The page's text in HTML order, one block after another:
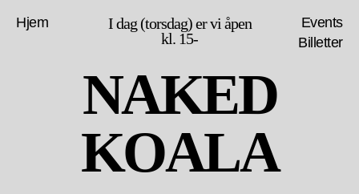
Hjem
I dag (torsdag) er vi åpen
kl. 15-
Events
Billetter
NAKED
KOALA